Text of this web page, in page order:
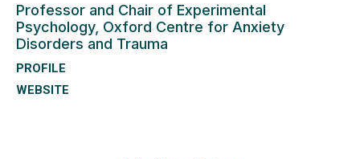
Professor and Chair of Experimental
Psychology, Oxford Centre for Anxiety
Disorders and Trauma
PROFILE
WEBSITE